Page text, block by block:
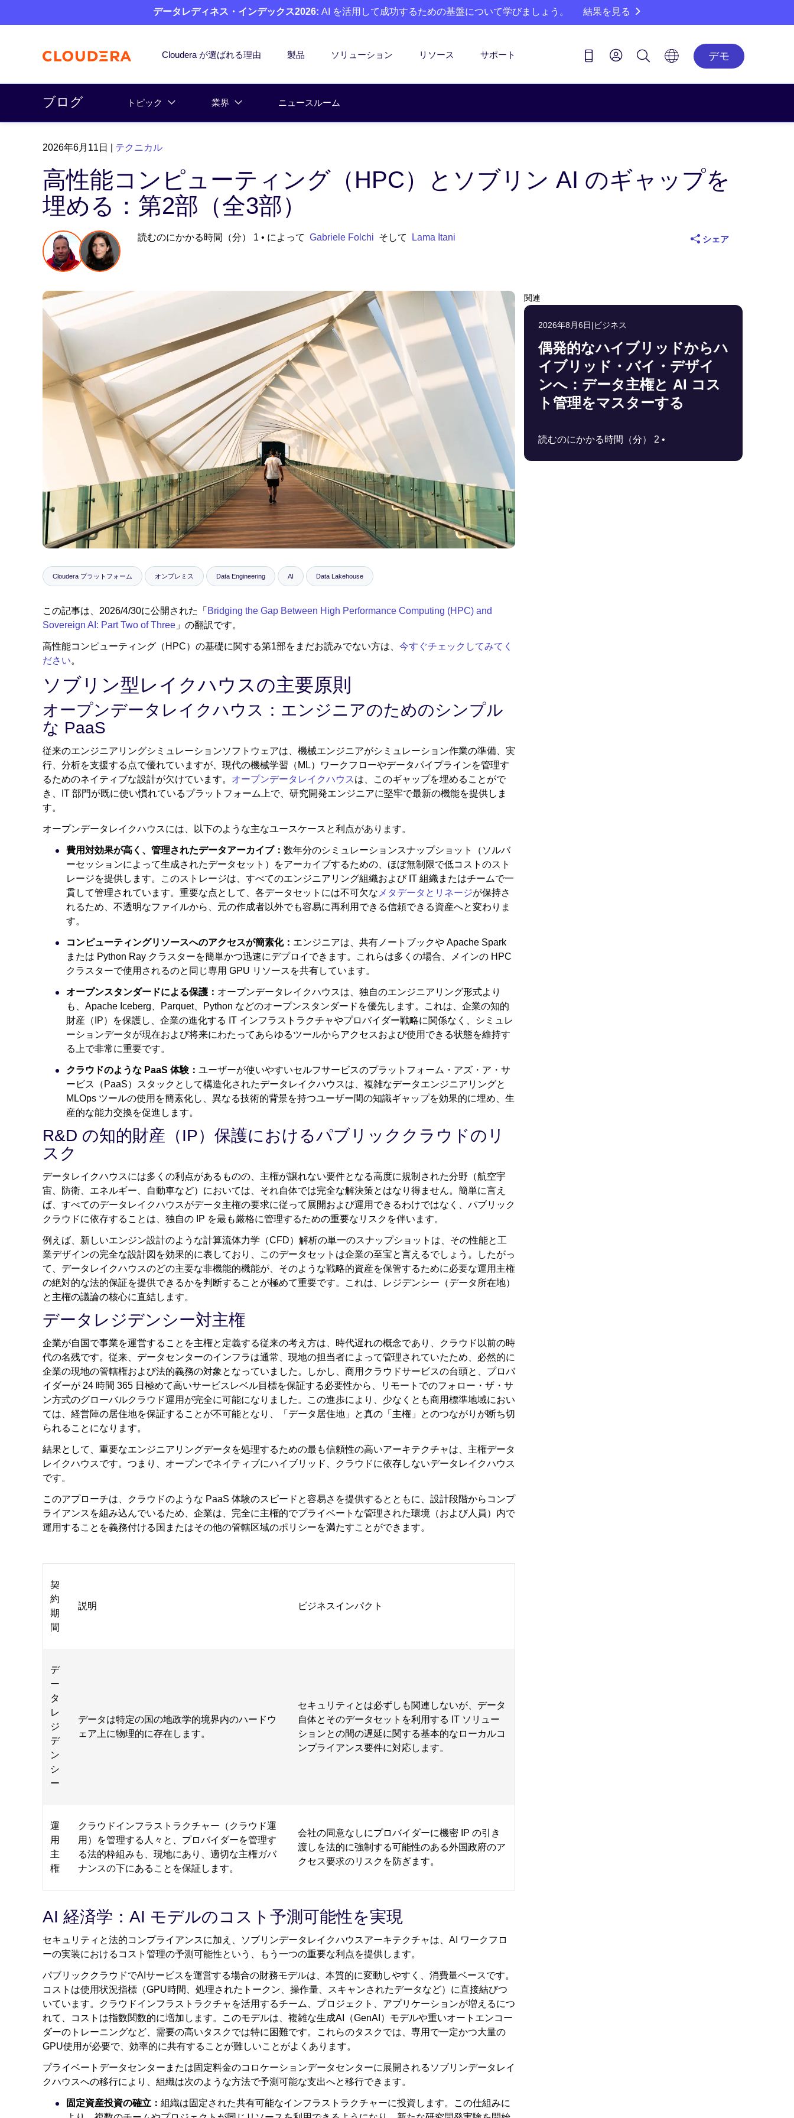
データレディネス・インデックス2026: AI を活用して成功するための基盤について学びましょう。 結果を見る
Cloudera が選ばれる理由 製品 ソリューション リソース サポート デモ
ブログ トピック 業界 ニュースルーム
2026年6月11日 テクニカル
高性能コンピューティング（HPC）とソブリン AI のギャップを
埋める：第2部（全3部）
読むのにかかる時間（分） 1 • によって Gabriele Folchi そして Lama Itani シェア
Cloudera プラットフォーム オンプレミス Data Engineering AI Data Lakehouse
この記事は、2026/4/30に公開された「 Bridging the Gap Between High Performance Computing (HPC) and
Sovereign AI: Part Two of Three 」の翻訳です。
高性能コンピューティング（HPC）の基礎に関する第1部をまだお読みでない方は、 今すぐチェックしてみてく
ださい。
ソブリン型レイクハウスの主要原則
オープンデータレイクハウス：エンジニアのためのシンプル
な PaaS
従来のエンジニアリングシミュレーションソフトウェアは、機械エンジニアがシミュレーション作業の準備、実
行、分析を支援する点で優れていますが、現代の機械学習（ML）ワークフローやデータパイプラインを管理す
るためのネイティブな設計が欠けています。 オープンデータレイクハウス は、このギャップを埋めることがで
き、IT 部門が既に使い慣れているプラットフォーム上で、研究開発エンジニアに堅牢で最新の機能を提供しま
す。
オープンデータレイクハウスには、以下のような主なユースケースと利点があります。
費用対効果が高く、管理されたデータアーカイブ： 数年分のシミュレーションスナップショット（ソルバ
ーセッションによって生成されたデータセット）をアーカイブするための、ほぼ無制限で低コストのスト
レージを提供します。このストレージは、すべてのエンジニアリング組織および IT 組織またはチームで一
貫して管理されています。重要な点として、各データセットには不可欠な メタデータとリネージが保持さ
れるため、不透明なファイルから、元の作成者以外でも容易に再利用できる信頼できる資産へと変わりま
す。
コンピューティングリソースへのアクセスが簡素化： エンジニアは、共有ノートブックや Apache Spark
または Python Ray クラスターを簡単かつ迅速にデプロイできます。これらは多くの場合、メインの HPC
クラスターで使用されるのと同じ専用 GPU リソースを共有しています。
オープンスタンダードによる保護： オープンデータレイクハウスは、独自のエンジニアリング形式より
も、Apache Iceberg、Parquet、Python などのオープンスタンダードを優先します。これは、企業の知的
財産（IP）を保護し、企業の進化する IT インフラストラクチャやプロバイダー戦略に関係なく、シミュレ
ーションデータが現在および将来にわたってあらゆるツールからアクセスおよび使用できる状態を維持す
る上で非常に重要です。
クラウドのような PaaS 体験： ユーザーが使いやすいセルフサービスのプラットフォーム・アズ・ア・サ
ービス（PaaS）スタックとして構造化されたデータレイクハウスは、複雑なデータエンジニアリングと
MLOps ツールの使用を簡素化し、異なる技術的背景を持つユーザー間の知識ギャップを効果的に埋め、生
産的な能力交換を促進します。
R&D の知的財産（IP）保護におけるパブリッククラウドのリ
スク
データレイクハウスには多くの利点があるものの、主権が譲れない要件となる高度に規制された分野（航空宇
宙、防衛、エネルギー、自動車など）においては、それ自体では完全な解決策とはなり得ません。簡単に言え
ば、すべてのデータレイクハウスがデータ主権の要求に従って展開および運用できるわけではなく、パブリック
クラウドに依存することは、独自の IP を最も厳格に管理するための重要なリスクを伴います。
例えば、新しいエンジン設計のような計算流体力学（CFD）解析の単一のスナップショットは、その性能と工
業デザインの完全な設計図を効果的に表しており、このデータセットは企業の至宝と言えるでしょう。したがっ
て、データレイクハウスのどの主要な非機能的機能が、そのような戦略的資産を保管するために必要な運用主権
の絶対的な法的保証を提供できるかを判断することが極めて重要です。これは、レジデンシー（データ所在地）
と主権の議論の核心に直結します。
データレジデンシー対主権
企業が自国で事業を運営することを主権と定義する従来の考え方は、時代遅れの概念であり、クラウド以前の時
代の名残です。従来、データセンターのインフラは通常、現地の担当者によって管理されていたため、必然的に
企業の現地の管轄権および法的義務の対象となっていました。しかし、商用クラウドサービスの台頭と、プロバ
イダーが 24 時間 365 日極めて高いサービスレベル目標を保証する必要性から、リモートでのフォロー・ザ・サ
ン方式のグローバルクラウド運用が完全に可能になりました。この進歩により、少なくとも商用標準地域におい
ては、経営陣の居住地を保証することが不可能となり、「データ居住地」と真の「主権」とのつながりが断ち切
られることになります。
結果として、重要なエンジニアリングデータを処理するための最も信頼性の高いアーキテクチャは、主権データ
レイクハウスです。つまり、オープンでネイティブにハイブリッド、クラウドに依存しないデータレイクハウス
です。
このアプローチは、クラウドのような PaaS 体験のスピードと容易さを提供するとともに、設計段階からコンプ
ライアンスを組み込んでいるため、企業は、完全に主権的でプライベートな管理された環境（および人員）内で
運用することを義務付ける国またはその他の管轄区域のポリシーを満たすことができます。
契
約
期
間
説明 ビジネスインパクト
デ
ー
タ
レ
ジ
デ
ン
シ
ー
データは特定の国の地政学的境界内のハードウ
ェア上に物理的に存在します。
セキュリティとは必ずしも関連しないが、データ
自体とそのデータセットを利用する IT ソリュー
ションとの間の遅延に関する基本的なローカルコ
ンプライアンス要件に対応します。
運
用
主
権
クラウドインフラストラクチャー（クラウド運
用）を管理する人々と、プロバイダーを管理す
る法的枠組みも、現地にあり、適切な主権ガバ
ナンスの下にあることを保証します。
会社の同意なしにプロバイダーに機密 IP の引き
渡しを法的に強制する可能性のある外国政府のア
クセス要求のリスクを防ぎます。
AI 経済学：AI モデルのコスト予測可能性を実現
セキュリティと法的コンプライアンスに加え、ソブリンデータレイクハウスアーキテクチャは、AI ワークフロ
ーの実装におけるコスト管理の予測可能性という、もう一つの重要な利点を提供します。
パブリッククラウドでAIサービスを運営する場合の財務モデルは、本質的に変動しやすく、消費量ベースです。
コストは使用状況指標（GPU時間、処理されたトークン、操作量、スキャンされたデータなど）に直接結びつ
いています。クラウドインフラストラクチャを活用するチーム、プロジェクト、アプリケーションが増えるにつ
れて、コストは指数関数的に増加します。このモデルは、複雑な生成AI（GenAI）モデルや重いオートエンコー
ダーのトレーニングなど、需要の高いタスクでは特に困難です。これらのタスクでは、専用で一定かつ大量の
GPU使用が必要で、効率的に共有することが難しいことがよくあります。
プライベートデータセンターまたは固定料金のコロケーションデータセンターに展開されるソブリンデータレイ
クハウスへの移行により、組織は次のような方法で予測可能な支出へと移行できます。
固定資産投資の確立： 組織は固定された共有可能なインフラストラクチャーに投資します。この仕組みに
関連
2026年8月6日|ビジネス
偶発的なハイブリッドからハ
イブリッド・バイ・デザイ
ンへ：データ主権と AI コス
ト管理をマスターする
読むのにかかる時間（分） 2 •